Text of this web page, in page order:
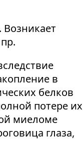
в
белков
потере их
миеломе
глаза,